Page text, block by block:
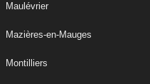
Maulévrier
Mazières-en-Mauges
Montilliers